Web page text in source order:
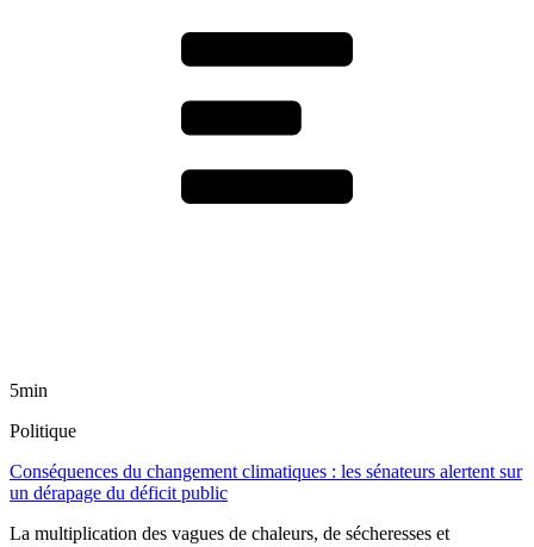
5min
Politique
Conséquences du changement climatiques : les sénateurs alertent sur
un dérapage du déficit public
La multiplication des vagues de chaleurs, de sécheresses et